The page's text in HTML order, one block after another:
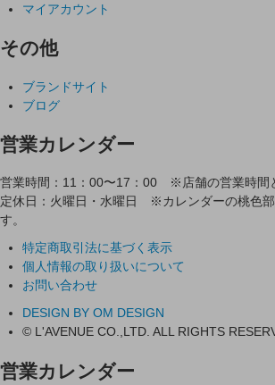
マイアカウント
その他
ブランドサイト
ブログ
営業カレンダー
営業時間：11：00〜17：00 ※店舗の営業時間
定休日：火曜日・水曜日 ※カレンダーの桃色部
す。
特定商取引法に基づく表示
個人情報の取り扱いについて
お問い合わせ
DESIGN BY OM DESIGN
© L'AVENUE CO.,LTD. ALL RIGHTS
営業カレンダー